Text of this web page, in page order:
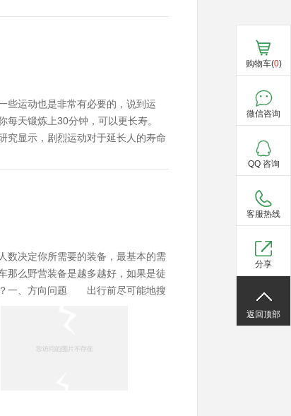
俱乐部员工于磊，担任了此次拓展活
些运动也是非常有必要的，说到运
每天锻炼上30分钟，可以更长寿。
究显示，剧烈运动对于延长人的寿命
；而运动的时间长度则不那么重要。
数决定你所需要的装备，最基本的需
那么野营装备是越多越好，如果是徒
？一、方向问题 出行前尽可能地搜
购物车(0)
微信咨询
QQ 咨询
客服热线
分享
返回顶部